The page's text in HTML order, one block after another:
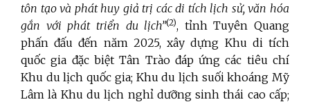
tôn tạo và phát huy giả trị các di tích lịch sử, văn hóa
gắn với phát triển du lịch”(2), tỉnh Tuyên Quang
phấn đấu đến năm 2025, xây dựng Khu di tích
quốc gia đặc biệt Tân Trào đáp ứng các tiêu chí
Khu du lịch quốc gia; Khu du lịch suối khoáng Mỹ
Lâm là Khu du lịch nghỉ dưỡng sinh thái cao cấp;